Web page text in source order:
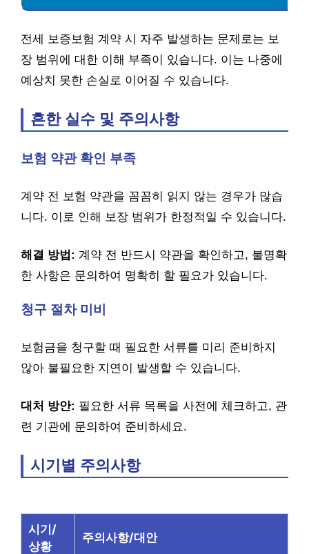
전세 보증보험 계약 시 자주 발생하는 문제로는 보
장 범위에 대한 이해 부족이 있습니다. 이는 나중에
예상치 못한 손실로 이어질 수 있습니다.
흔한 실수 및 주의사항
보험 약관 확인 부족
계약 전 보험 약관을 꼼꼼히 읽지 않는 경우가 많습
니다. 이로 인해 보장 범위가 한정적일 수 있습니다.
해결 방법: 계약 전 반드시 약관을 확인하고, 불명확
한 사항은 문의하여 명확히 할 필요가 있습니다.
청구 절차 미비
보험금을 청구할 때 필요한 서류를 미리 준비하지
않아 불필요한 지연이 발생할 수 있습니다.
대처 방안: 필요한 서류 목록을 사전에 체크하고, 관
련 기관에 문의하여 준비하세요.
시기별 주의사항
시기/
상황
주의사항/대안